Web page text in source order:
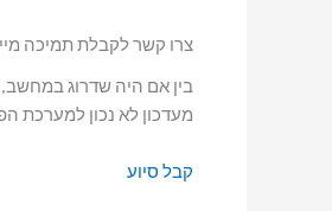
צרו קשר לקבלת תמיכה
בין אם היה שדרוג
מעדכון לא נכון למערכת
קבל סיוע